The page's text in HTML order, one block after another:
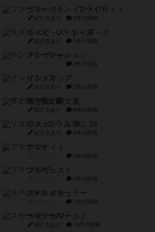
ファースト・イン・フライト
紹介文あり 3件の投稿
モズビ－ズ・レイダ－ズ
紹介文あり 1件の投稿
テンプテーション
2件の投稿
インドネシア
紹介文あり 2件の投稿
宵と暁の呪文書
紹介文あり 8件の投稿
リスボン・トラム 28
紹介文あり 9件の投稿
アマナイト
1件の投稿
ブラヴェスト
1件の投稿
スペクタキュラー
1件の投稿
スモールワールド
紹介文あり 13件の投稿